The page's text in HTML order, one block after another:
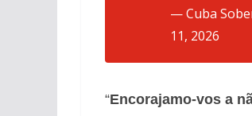
— Cuba
11, 2026
“Encorajamo-vos a